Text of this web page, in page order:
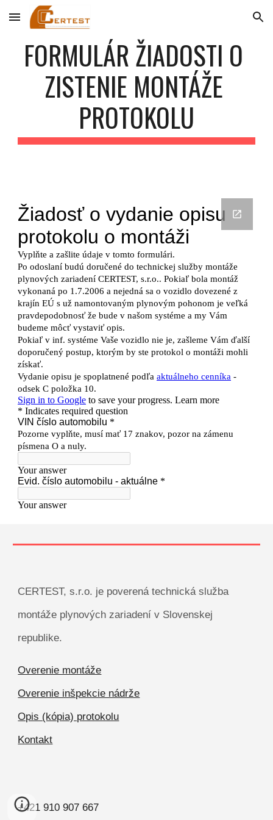
Skip to main content Skip to navigation
FORMULÁR ŽIADOSTI O
ZISTENIE MONTÁŽE
PROTOKOLU
CERTEST, s.r.o. je poverená technická služba
montáže plynových zariadení v Slovenskej
republike.
Overenie montáže
Overenie inšpekcie nádrže
Opis (kópia) protokolu
Kontakt
+421 910 907 667